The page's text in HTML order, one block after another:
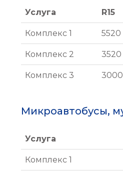
Услуга R15
Услуга
R15
Комплекс 1 5520
Комплекс 2 3520
Комплекс 3 3000
Микроавтобусы,
Услуга
Услуга
Комплекс 1